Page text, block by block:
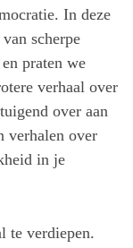
In deze
scherpe
praten we
verhaal over
over aan
verhalen over
in je
te verdiepen.